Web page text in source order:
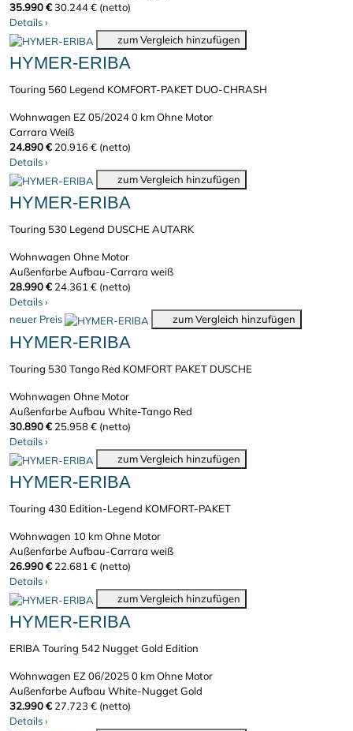
35.990 €30.244 € (netto)
Details›
zum Vergleich hinzufügen
HYMER-ERIBA
Touring 560 Legend KOMFORT-PAKET DUO-CHRASH
Wohnwagen EZ 05/20240 kmOhne Motor
Carrara Weiß
24.890 € 20.916 € (netto)
Details›
zum Vergleich hinzufügen
HYMER-ERIBA
Touring 530 Legend DUSCHE AUTARK
Wohnwagen Ohne Motor
Außenfarbe Aufbau-Carrara weiß
28.990 € 24.361 € (netto)
Details›
neuer Preis
zum Vergleich hinzufügen
HYMER-ERIBA
Touring 530 Tango Red KOMFORT PAKET DUSCHE
Wohnwagen Ohne Motor
Außenfarbe Aufbau White-Tango Red
30.890 € 25.958 € (netto)
Details›
zum Vergleich hinzufügen
HYMER-ERIBA
Touring 430 Edition-Legend KOMFORT-PAKET
Wohnwagen 10 kmOhne Motor
Außenfarbe Aufbau-Carrara weiß
26.990 € 22.681 € (netto)
Details›
zum Vergleich hinzufügen
HYMER-ERIBA
ERIBA Touring 542 Nugget Gold Edition
Wohnwagen EZ 06/20250 kmOhne Motor
Außenfarbe Aufbau White-Nugget Gold
32.990 € 27.723 € (netto)
Details›